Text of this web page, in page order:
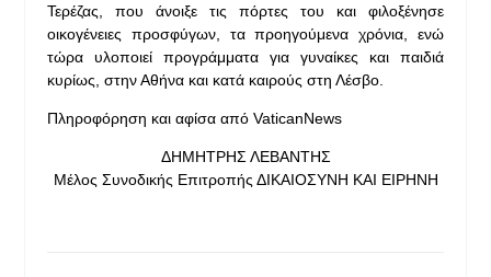
Τερέζας, που άνοιξε τις πόρτες του και φιλοξένησε
οικογένειες προσφύγων, τα προηγούμενα χρόνια, ενώ
τώρα υλοποιεί προγράμματα για γυναίκες και παιδιά
κυρίως, στην Αθήνα και κατά καιρούς στη Λέσβο.
Πληροφόρηση και αφίσα από VaticanNews
ΔΗΜΗΤΡΗΣ ΛΕΒΑΝΤΗΣ
Μέλος Συνοδικής Επιτροπής ΔΙΚΑΙΟΣΥΝΗ ΚΑΙ ΕΙΡΗΝΗ